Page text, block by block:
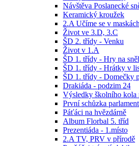
Návštěva Poslanecké
Keramický kroužek
2.A Učíme se v
Život ve 3.D, 3.C
ŠD 2. třídy - Venku
Život v 1.A
ŠD 1. třídy - Hry na
ŠD 1. třídy - Hrátky v
ŠD 1. třídy - Domečky
Drakiáda - podzim 24
Výsledky školního kola
První schůzka
Páťáci na hvězdárně
Album Florbal 5. tříd
Prezentiáda - 1.místo
2.A TV, PRV v přírodě